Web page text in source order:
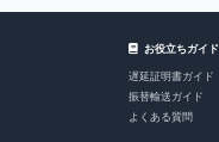
お役立ちガイド
遅延証明書ガイド
振替輸送ガイド
よくある質問